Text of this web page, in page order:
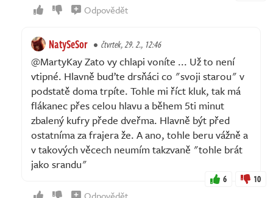
Odpovědět
NatySeSor čtvrtek, 29. 2., 12:46
@MartyKay Zato vy chlapi voníte ... Už to není
vtipné. Hlavně buďte drsňáci co "svoji starou" v
podstatě doma trpíte. Tohle mi říct kluk, tak má
flákanec přes celou hlavu a během 5ti minut
zbalený kufry přede dveřma. Hlavně být před
ostatníma za frajera že. A ano, tohle beru vážně a
v takových věcech neumím takzvaně "tohle brát
jako srandu"
6 10